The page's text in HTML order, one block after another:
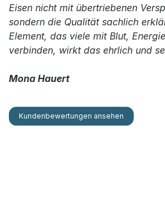
Kundenbewertungen ansehen
Eisen nicht mit übertriebenen
sondern die Qualität sachlich
Element, das viele mit Blut,
verbinden, wirkt das ehrlich und
Mona Hauert